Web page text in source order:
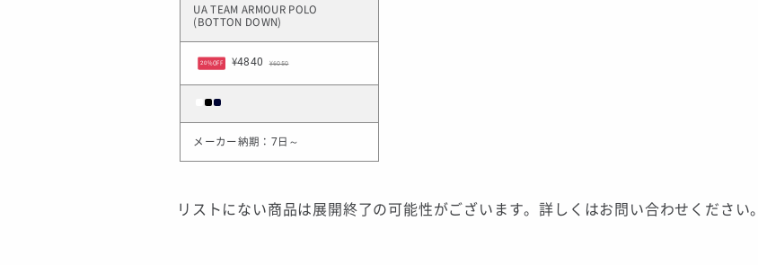
UA TEAM ARMOUR POLO
(BOTTON DOWN)
20%OFF ¥4840 ¥6050
メーカー納期：7日～
リストにない商品は展開終了の可能性がございます。詳しくはお問い合わせください。